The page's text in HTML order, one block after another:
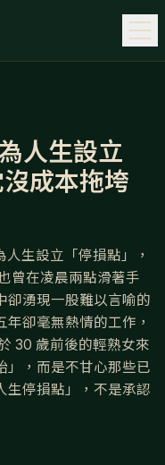
人生設立
沒成本拖垮
生設立「停損點」，
曾在凌晨兩點滑著手
卻湧現一股難以言喻的
卻毫無熱情的工作，
30 歲前後的輕熟女來
」，而是不甘心那些已
生停損點」，不是承認